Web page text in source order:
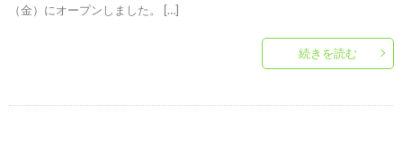
（金）にオープンしました。 […]
続きを読む